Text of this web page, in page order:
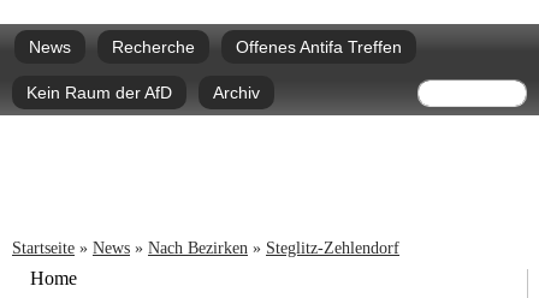
zum
Hauptmenü
News Recherche Offenes Antifa Treffen
Kein Raum der AfD Archiv Suche
Sie sind hier
Startseite » News » Nach Bezirken » Steglitz-Zehlendorf
Home